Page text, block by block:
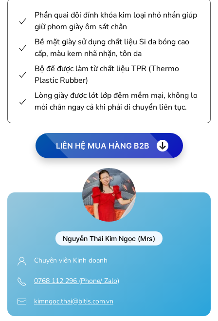
Phần quai đôi đính khóa kim loại nhỏ nhắn giúp
giữ phom giày ôm sát chân
Bề mặt giày sử dụng chất liệu Si da bóng cao
cấp, màu kem nhã nhặn, tôn da
Bộ đế được làm từ chất liệu TPR (Thermo
Plastic Rubber)
Lòng giày được lót lớp đệm mềm mại, không lo
mỏi chân ngay cả khi phải di chuyển liên tục.
LIÊN HỆ MUA HÀNG B2B
Nguyễn Thái Kim Ngọc (Mrs)
Chuyên viên Kinh doanh
0768 112 296 (Phone/ Zalo)
kimngoc.thai@bitis.com.vn